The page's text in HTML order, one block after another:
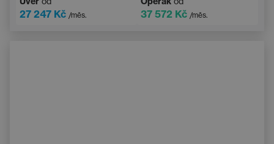
27 247 Kč /měs. 37 572 Kč /měs.